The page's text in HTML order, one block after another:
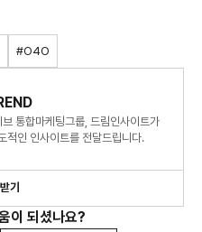
#O4O
통합마케팅그룹, 드림인사이트가
적인 인사이트를 전달드립니다.
기
이 되셨나요?